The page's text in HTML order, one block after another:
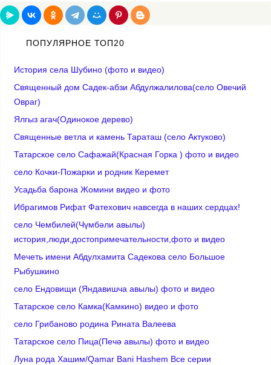
ПОПУЛЯРНОЕ ТОП20
История села Шубино (фото и видео)
Священный дом Садек-абзи Абдулжалилова(село Овечий
Овраг)
Ялгыз агач(Одинокое дерево)
Cвященные ветла и камень Тараташ (село Актуково)
Татарское село Сафажай(Красная Горка ) фото и видео
село Кочки-Пожарки и родник Керемет
Усадьба барона Жомини видео и фото
Ибрагимов Рифат Фатехович навсегда в наших сердцах!
село Чембилей(Чүмбәли авылы)
история,люди,достопримечательности,фото и видео
Мечеть имени Абдулхамита Садекова село Большое
Рыбушкино
село Ендовищи (Яндавишча авылы) фото и видео
Татарское село Камка(Камкино) видео и фото
село Грибаново родина Рината Валеева
Татарское село Пица(Печә авылы) фото и видео
Луна рода Хашим/Qamar Bani Hashem Все серии